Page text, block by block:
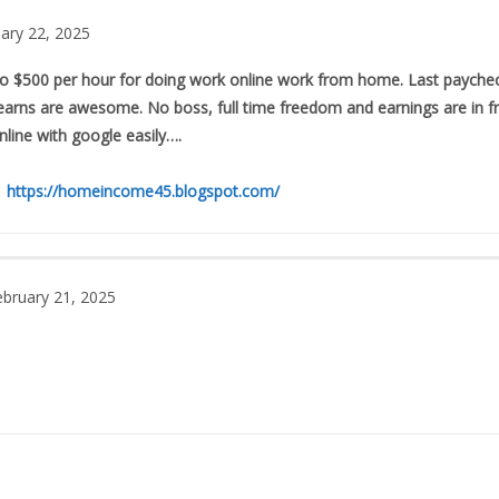
22, 2025
$500 per hour for doing work online work from home. Last
are awesome. No boss, full time freedom and earnings are in
with google easily….
https://homeincome45.blogspot.com/
21, 2025